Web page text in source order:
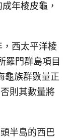
年棱皮龜，
西太平洋棱
羅門群島項目
龜族群數量正
則其數量將
半島的西巴